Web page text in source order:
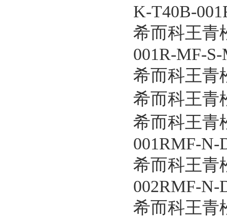
K-T40B-
希而科王
001R-MF-
希而科王
希而科王
希而科王
001RMF-N-
希而科王
002RMF-N-
希而科王